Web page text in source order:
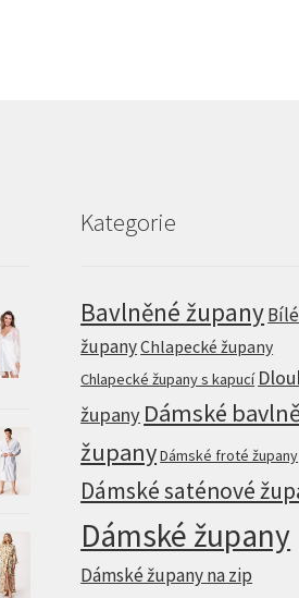
Kategorie
Bavlněné županyBílé
županyChlapecké župany
Chlapecké župany s kapucí
župany Dámské
županyDámské froté župany
Dámské saténové
Dámské župany
Dámské župany na zip